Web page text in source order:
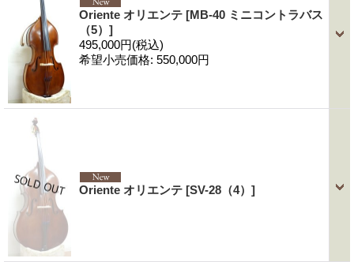
Oriente オリエンテ [MB-40 ミニコントラバス
（5）]
495,000円(税込)
希望小売価格: 550,000円
Oriente オリエンテ [SV-28（4）]